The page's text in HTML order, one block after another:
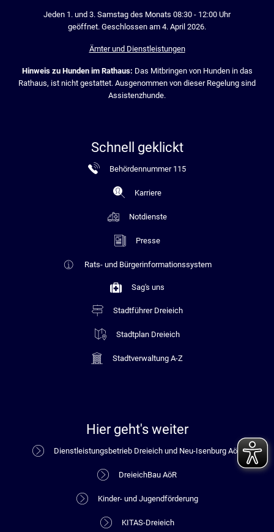
Jeden 1. und 3. Samstag des Monats 08:30 - 12:00 Uhr
geöffnet. Geschlossen am 4. April 2026.
Ämter und Dienstleistungen
Hinweis zu Hunden im Rathaus: Das Mitbringen von Hunden in das
Rathaus, ist nicht gestattet. Ausgenommen von dieser Regelung sind
Assistenzhunde.
Schnell geklickt
Behördennummer 115
Karriere
Notdienste
Presse
Rats- und Bürgerinformationssystem
Sag's uns
Stadtführer Dreieich
Stadtplan Dreieich
Stadtverwaltung A-Z
Hier geht's weiter
Dienstleistungsbetrieb Dreieich und Neu-Isenburg AöR
DreieichBau AöR
Kinder- und Jugendförderung
KITAS-Dreieich